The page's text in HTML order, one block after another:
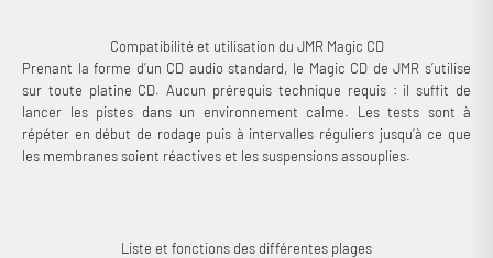
Compatibilité et utilisation du JMR Magic CD
Prenant la forme d’un CD audio standard, le Magic CD de JMR s’utilise
sur toute platine CD. Aucun prérequis technique requis : il suffit de
lancer les pistes dans un environnement calme. Les tests sont à
répéter en début de rodage puis à intervalles réguliers jusqu’à ce que
les membranes soient réactives et les suspensions assouplies.
Liste et fonctions des différentes plages